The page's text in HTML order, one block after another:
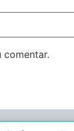
comentar.